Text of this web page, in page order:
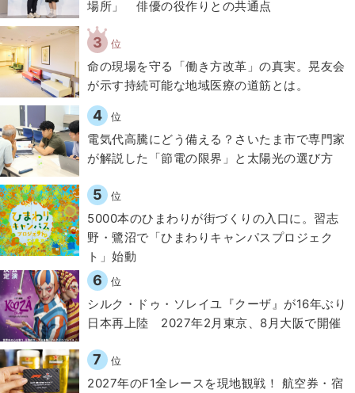
場所」 俳優の役作りとの共通点
3 位
​命の現場を守る「働き方改革」の真実。晃友会
が示す持続可能な地域医療の道筋とは。
4 位
電気代高騰にどう備える？さいたま市で専門家
が解説した「節電の限界」と太陽光の選び方
5 位
5000本のひまわりが街づくりの入口に。習志
野・鷺沼で「ひまわりキャンパスプロジェク
ト」始動
6 位
シルク・ドゥ・ソレイユ『クーザ』が16年ぶり
日本再上陸 2027年2月東京、8月大阪で開催
7 位
2027年のF1全レースを現地観戦！ 航空券・宿